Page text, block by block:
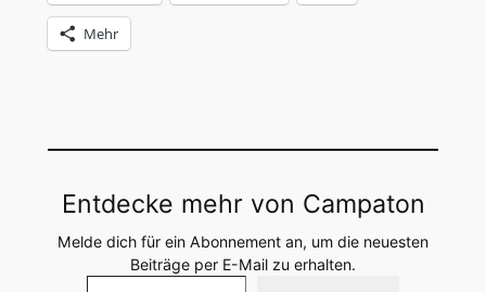
Mehr
Entdecke mehr von Campaton
Melde dich für ein Abonnement an, um die neuesten
Beiträge per E-Mail zu erhalten.
Gib deine E-Mail-Adresse ein …